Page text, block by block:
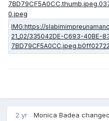
2 yr Monica Badea